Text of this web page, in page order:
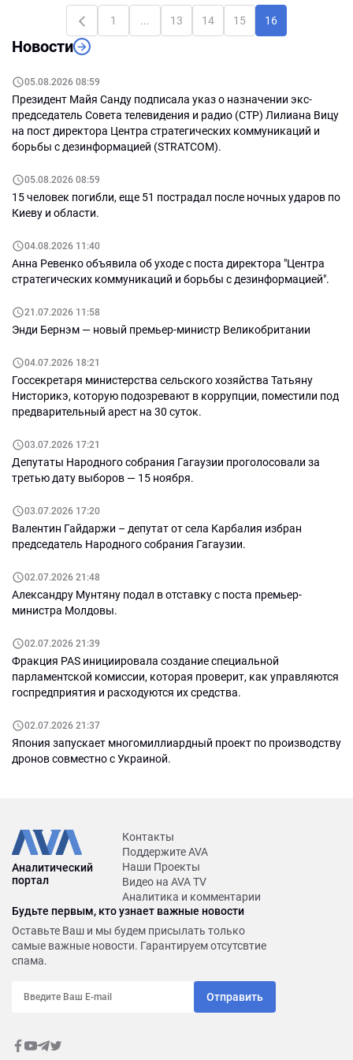
исторической памяти и
правды? Маргинализация
как следствие фашизации
России. Уютный офис партии
"Возрождение", или куда нести
подарки. Парламентская
ассамблея ОБСЕ предлагает
заменить миротворческую
международную гражданскую
миссию. Об этом и многом
другом - в сегодняшнем
«Террариум».
1 ... 13 14 15 16
Новости
05.08.2026 08:59
Президент Майя Санду подписала указ о назначении экс-
председатель Совета телевидения и радио (СТР) Лилиана Вицу
на пост директора Центра стратегических коммуникаций и
борьбы с дезинформацией (STRATCOM).
05.08.2026 08:59
15 человек погибли, еще 51 пострадал после ночных ударов по
Киеву и области.
04.08.2026 11:40
Анна Ревенко объявила об уходе с поста директора "Центра
стратегических коммуникаций и борьбы с дезинформацией".
21.07.2026 11:58
Энди Бернэм — новый премьер-министр Великобритании
04.07.2026 18:21
Госсекретаря министерства сельского хозяйства Татьяну
Нисторикэ, которую подозревают в коррупции, поместили под
предварительный арест на 30 суток.
03.07.2026 17:21
Депутаты Народного собрания Гагаузии проголосовали за
третью дату выборов — 15 ноября.
03.07.2026 17:20
Валентин Гайдаржи – депутат от села Карбалия избран
председатель Народного собрания Гагаузии.
02.07.2026 21:48
Александру Мунтяну подал в отставку с поста премьер-
министра Молдовы.
02.07.2026 21:39
Фракция PAS инициировала создание специальной
парламентской комиссии, которая проверит, как управляются
госпредприятия и расходуются их средства.
02.07.2026 21:37
Япония запускает многомиллиардный проект по производству
дронов совместно с Украиной.
Аналитический
портал
Контакты
Поддержите AVA
Наши Проекты
Видео на AVA TV
Аналитика и комментарии
Будьте первым, кто узнает важные новости
Оставьте Ваш и мы будем присылать только
самые важные новости. Гарантируем отсутсвтие
спама.
Отправить